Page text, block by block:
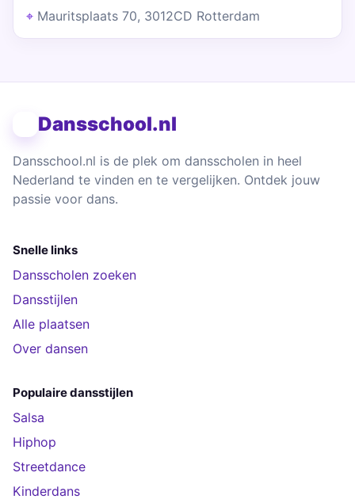
Mauritsplaats 70, 3012CD Rotterdam
Dansschool.nl
Dansschool.nl is de plek om dansscholen in heel
Nederland te vinden en te vergelijken. Ontdek jouw
passie voor dans.
Snelle links
Dansscholen zoeken
Dansstijlen
Alle plaatsen
Over dansen
Populaire dansstijlen
Salsa
Hiphop
Streetdance
Kinderdans